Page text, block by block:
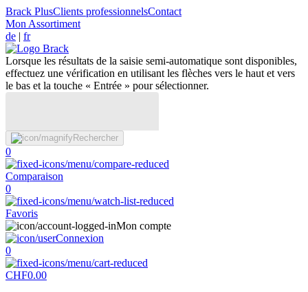
Brack PlusClients professionnelsContact
Mon Assortiment
de | fr
Lorsque les résultats de la saisie semi-automatique sont disponibles,
effectuez une vérification en utilisant les flèches vers le haut et vers
le bas et la touche « Entrée » pour sélectionner.
Rechercher
0
Comparaison
0
Favoris
Mon compte
Connexion
0
CHF0.00